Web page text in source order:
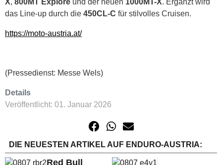
das Line-up durch die 450CL-C für stilvolles Cruisen.
https://moto-austria.at/
(Pressedienst: Messe Wels)
Details
Veröffentlicht: 01. Januar 2026
DIE NEUESTEN ARTIKEL AUF ENDURO-AUSTRIA:
Red Bull